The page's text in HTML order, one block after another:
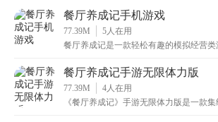
常运营。
5. 装饰布置：玩家可以不断升级和装饰餐
【餐厅养成记正式版推荐】
餐厅养成记手机游戏
77.39M 5 人在用
餐厅养成记是一款轻松有趣的模拟经营类
餐厅养成记手游无限体力版
77.39M 4 人在用
《餐厅养成记》手游无限体力版是一款集